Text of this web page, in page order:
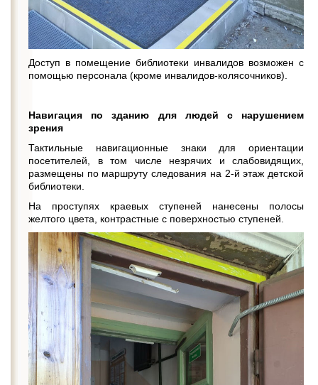
Доступ в помещение библиотеки инвалидов возможен с
помощью персонала (кроме инвалидов-колясочников).
Навигация по зданию для людей с нарушением
зрения
Тактильные навигационные знаки для ориентации
посетителей, в том числе незрячих и слабовидящих,
размещены по маршруту следования на 2-й этаж детской
библиотеки.
На проступях краевых ступеней нанесены полосы
желтого цвета, контрастные с поверхностью ступеней.